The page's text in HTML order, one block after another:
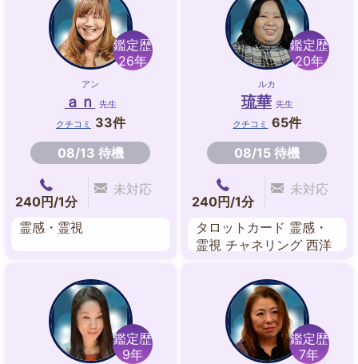
鑑定歴
26年
アン
ａｎ 先生
クチコミ
33件
08/13 待機
240円/1分
未対応
霊感・霊視
鑑定歴
20年
ルカ
琉華 先生
クチコミ
65件
08/15 待機
240円/1分
未対応
タロットカード 霊感・
霊視 チャネリング 西洋
鑑定歴
9年
鑑定歴
7年